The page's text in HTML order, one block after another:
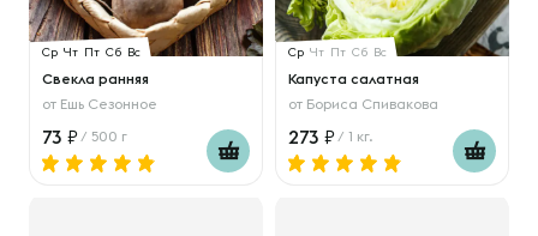
Ср Чт Пт Сб Вс
Свекла ранняя
от Ешь Сезонное
73 / 500 г
Ср Чт Пт Сб Вс
Капуста салатная
от Бориса Спивакова
273 / 1 кг.